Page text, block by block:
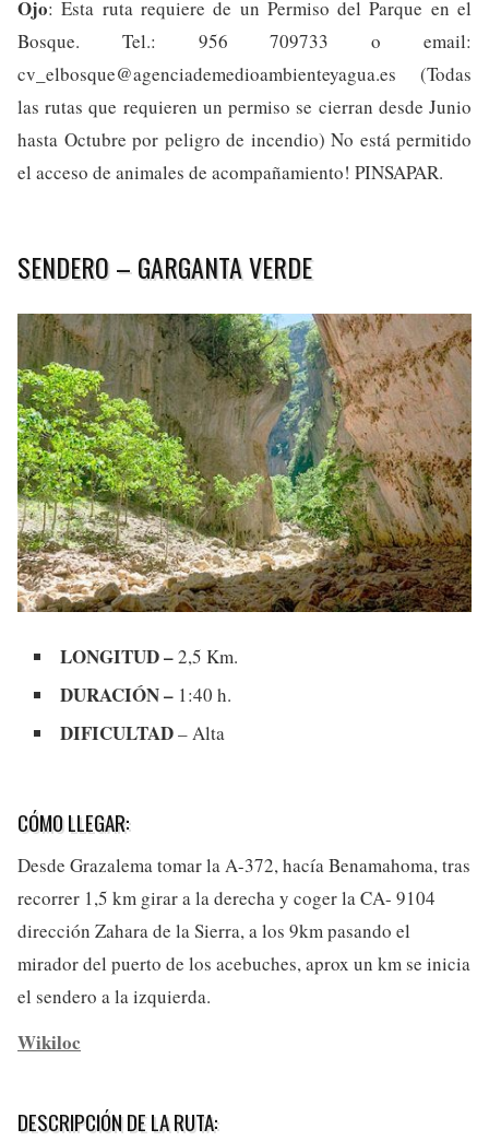
Ojo: Esta ruta requiere de un Permiso del Parque en el
Bosque. Tel.: 956 709733 o email:
cv_elbosque@agenciademedioambienteyagua.es (Todas
las rutas que requieren un permiso se cierran desde Junio
hasta Octubre por peligro de incendio) No está permitido
el acceso de animales de acompañamiento! PINSAPAR.
SENDERO – GARGANTA VERDE
LONGITUD –2,5 Km.
DURACIÓN – 1:40 h.
DIFICULTAD– Alta
CÓMO LLEGAR:
Desde Grazalema tomar la A-372, hacía Benamahoma, tras
recorrer 1,5 km girar a la derecha y coger la CA- 9104
dirección Zahara de la Sierra, a los 9km pasando el
mirador del puerto de los acebuches, aprox un km se inicia
el sendero a la izquierda.
Wikiloc
DESCRIPCIÓN DE LA RUTA: